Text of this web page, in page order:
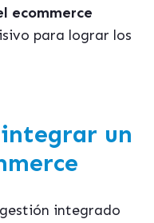
ecommerce
para lograr los
un
integrado